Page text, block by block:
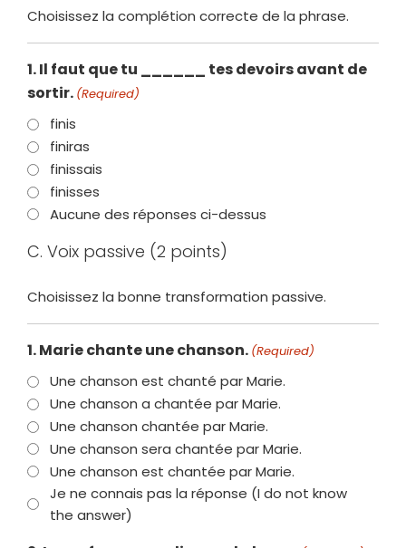
Choisissez la complétion correcte de la phrase.
1. Il faut que tu ______ tes devoirs avant de
sortir. (Required)
finis
finiras
finissais
finisses
Aucune des réponses ci-dessus
C. Voix passive (2 points)
Choisissez la bonne transformation passive.
1. Marie chante une chanson. (Required)
Une chanson est chanté par Marie.
Une chanson a chantée par Marie.
Une chanson chantée par Marie.
Une chanson sera chantée par Marie.
Une chanson est chantée par Marie.
Je ne connais pas la réponse (I do not know
the answer)